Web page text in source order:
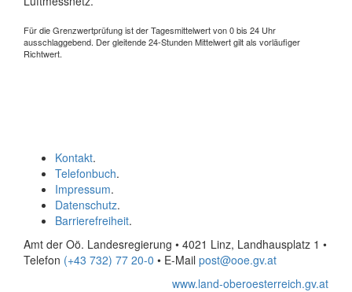
Für die Grenzwertprüfung ist der Tagesmittelwert von 0 bis 24 Uhr
ausschlaggebend. Der gleitende 24-Stunden Mittelwert gilt als vorläufiger
Richtwert.
Kontakt.
Telefonbuch.
Impressum.
Datenschutz.
Barrierefreiheit.
Amt der Oö. Landesregierung • 4021 Linz, Landhausplatz 1 •
Telefon (+43 732) 77 20-0 • E-Mail post@ooe.gv.at
www.land-oberoesterreich.gv.at